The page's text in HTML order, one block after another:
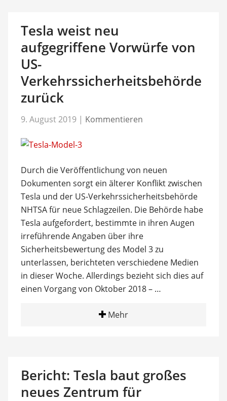
Tesla weist neu
aufgegriffene Vorwürfe von
US-
Verkehrssicherheitsbehörde
zurück
9. August 2019 | Kommentieren
Durch die Veröffentlichung von neuen
Dokumenten sorgt ein älterer Konflikt zwischen
Tesla und der US-Verkehrssicherheitsbehörde
NHTSA für neue Schlagzeilen. Die Behörde habe
Tesla aufgefordert, bestimmte in ihren Augen
irreführende Angaben über ihre
Sicherheitsbewertung des Model 3 zu
unterlassen, berichteten verschiedene Medien
in dieser Woche. Allerdings bezieht sich dies auf
einen Vorgang von Oktober 2018 – …
Mehr
Bericht: Tesla baut großes
neues Zentrum für